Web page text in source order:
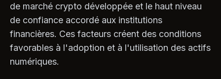
de marché crypto développée et le haut niveau
de confiance accordé aux institutions
financières. Ces facteurs créent des conditions
favorables à l'adoption et à l'utilisation des actifs
numériques.